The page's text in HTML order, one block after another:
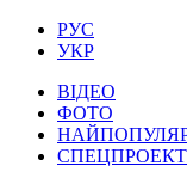
РУС
УКР
ВІДЕО
ФОТО